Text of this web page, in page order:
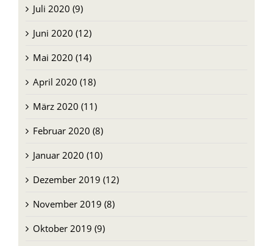
Juli 2020 (9)
Juni 2020 (12)
Mai 2020 (14)
April 2020 (18)
März 2020 (11)
Februar 2020 (8)
Januar 2020 (10)
Dezember 2019 (12)
November 2019 (8)
Oktober 2019 (9)